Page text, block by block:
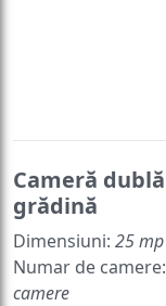
Cameră
grădină
Dimensiuni: 25 mp
Numar de camere:
camere